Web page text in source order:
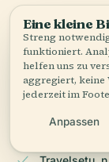
Neuralword,
Eine kleine
Streng
funktioniert.
helfen uns zu
aggregiert, keine
jederzeit im
Anpassen